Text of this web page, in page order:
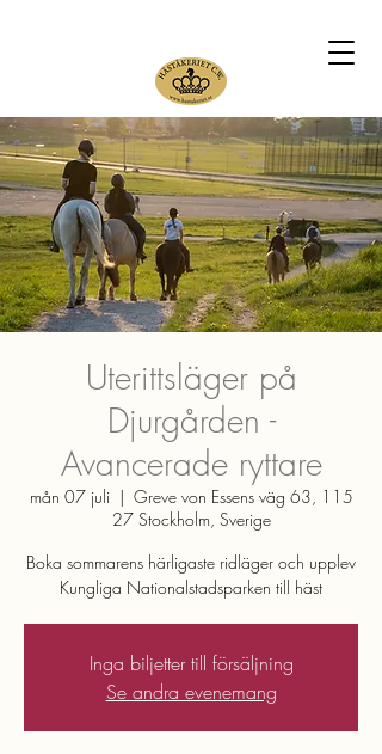
Uterittsläger på
Djurgården -
Avancerade ryttare
mån 07 juli
  |
Greve von Essens väg 63, 115
27 Stockholm, Sverige
Boka sommarens härligaste ridläger och upplev
Kungliga Nationalstadsparken till häst
Inga biljetter till försäljning
Se andra evenemang